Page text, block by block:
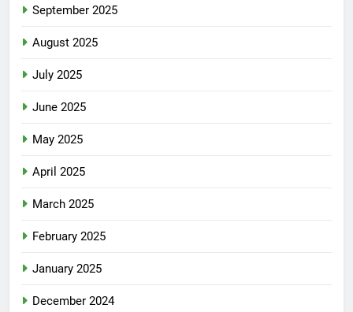
September 2025
August 2025
July 2025
June 2025
May 2025
April 2025
March 2025
February 2025
January 2025
December 2024